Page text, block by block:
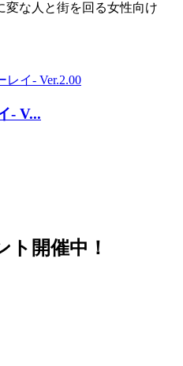
変な人と街を回る女性向け
- V...
ト開催中！